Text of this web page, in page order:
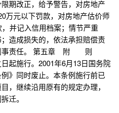
期改正，给予警告，对房地产
万元以下罚款，对房地产估价师
并记入信用档案；情节严重
造成损失的，依法承担赔偿责
刑事责任。 第五章 附 则
起施行。2001年6月13日国务院
》同时废止。本条例施行前已
，继续沿用原有的规定办理，
迁。